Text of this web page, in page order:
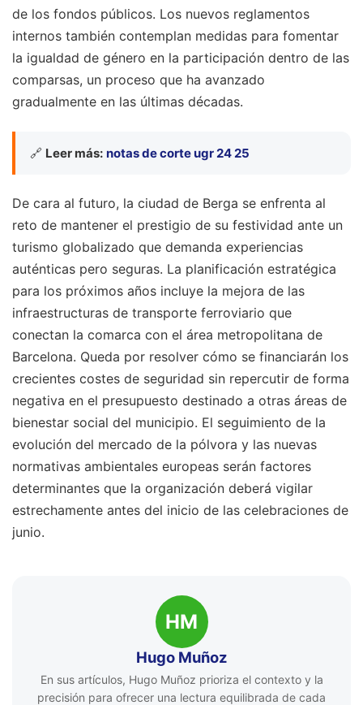
de los fondos públicos. Los nuevos reglamentos
internos también contemplan medidas para fomentar
la igualdad de género en la participación dentro de las
comparsas, un proceso que ha avanzado
gradualmente en las últimas décadas.
🔗 Leer más: notas de corte ugr 24 25
De cara al futuro, la ciudad de Berga se enfrenta al
reto de mantener el prestigio de su festividad ante un
turismo globalizado que demanda experiencias
auténticas pero seguras. La planificación estratégica
para los próximos años incluye la mejora de las
infraestructuras de transporte ferroviario que
conectan la comarca con el área metropolitana de
Barcelona. Queda por resolver cómo se financiarán los
crecientes costes de seguridad sin repercutir de forma
negativa en el presupuesto destinado a otras áreas de
bienestar social del municipio. El seguimiento de la
evolución del mercado de la pólvora y las nuevas
normativas ambientales europeas serán factores
determinantes que la organización deberá vigilar
estrechamente antes del inicio de las celebraciones de
junio.
HM
Hugo Muñoz
En sus artículos, Hugo Muñoz prioriza el contexto y la
precisión para ofrecer una lectura equilibrada de cada